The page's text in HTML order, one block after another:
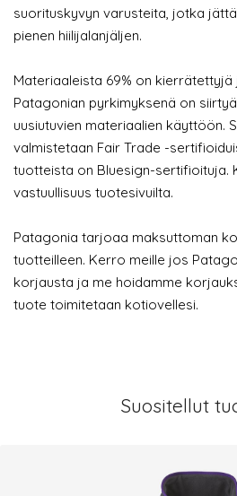
suorituskyvyn varusteita, jotka
pienen hiilijalanjäljen.
Materiaaleista 69% on kierrätettyjä
Patagonian pyrkimyksenä on
uusiutuvien materiaalien käyttöön.
valmistetaan Fair Trade -
tuotteista on Bluesign-sertifioituja.
vastuullisuus tuotesivuilta.
Patagonia tarjoaa maksuttoman
tuotteilleen. Kerro meille jos
korjausta ja me hoidamme
tuote toimitetaan kotiovellesi.
Suositellut